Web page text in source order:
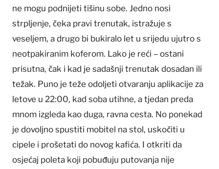
ne mogu podnijeti tišinu sobe. Jedno nosi
strpljenje, čeka pravi trenutak, istražuje s
veseljem, a drugo bi bukiralo let u srijedu ujutro s
neotpakiranim koferom. Lako je reći – ostani
prisutna, čak i kad je sadašnji trenutak dosadan ili
težak. Puno je teže odoljeti otvaranju aplikacije za
letove u 22:00, kad soba utihne, a tjedan preda
mnom izgleda kao duga, ravna cesta. No ponekad
je dovoljno spustiti mobitel na stol, uskočiti u
cipele i prošetati do novog kafića. I otkriti da
osjećaj poleta koji pobuđuju putovanja nije